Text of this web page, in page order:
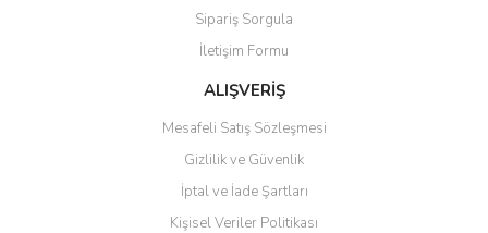
Sipariş Sorgula
İletişim Formu
ALIŞVERİŞ
Mesafeli Satış Sözleşmesi
Gizlilik ve Güvenlik
İptal ve İade Şartları
Kişisel Veriler Politikası